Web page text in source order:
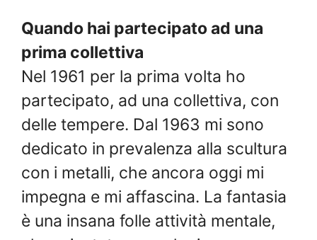
Quando hai partecipato ad una
prima collettiva
Nel 1961 per la prima volta ho
partecipato, ad una collettiva, con
delle tempere. Dal 1963 mi sono
dedicato in prevalenza alla scultura
con i metalli, che ancora oggi mi
impegna e mi affascina. La fantasia
è una insana folle attività mentale,